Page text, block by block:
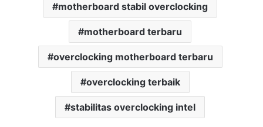
motherboard stabil overclocking
motherboard terbaru
overclocking motherboard terbaru
overclocking terbaik
stabilitas overclocking intel